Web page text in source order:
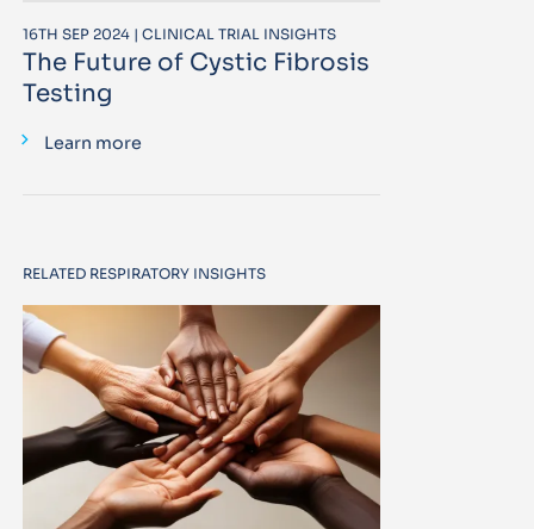
16TH SEP 2024 | CLINICAL TRIAL INSIGHTS
The Future of Cystic Fibrosis
Testing
Learn more
RELATED RESPIRATORY INSIGHTS